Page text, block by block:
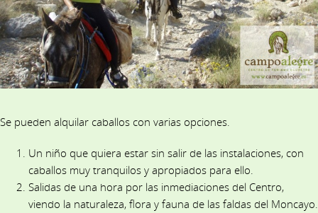
Se pueden alquilar caballos con varias opciones.
Un niño que quiera estar sin salir de las instalaciones, con
caballos muy tranquilos y apropiados para ello.
Salidas de una hora por las inmediaciones del Centro,
viendo la naturaleza, flora y fauna de las faldas del Moncayo.